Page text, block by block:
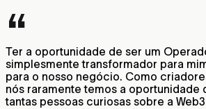
Ter a oportunidade de ser um
simplesmente transformador para
para o nosso negócio. Como
nós raramente temos a oportunidade
tantas pessoas curiosas sobre a